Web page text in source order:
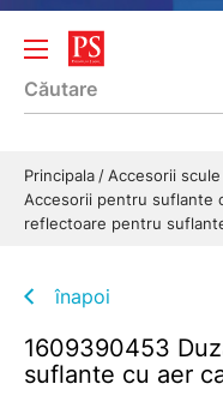
Principala Accesorii
Accesorii pentru suflante
reflectoare pentru
înapoi
1609390453
suflante cu aer